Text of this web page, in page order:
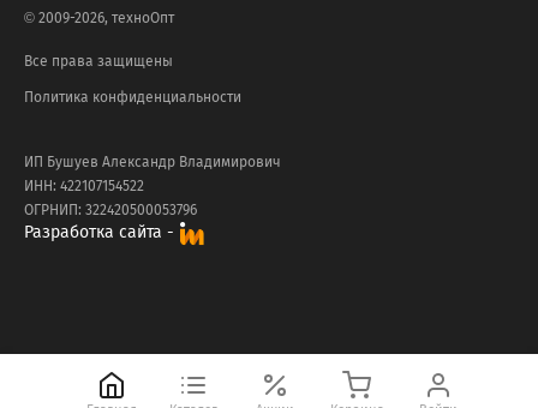
© 2009-2026, техноОпт
Все права защищены
Политика конфиденциальности
ИП Бушуев Александр Владимирович
ИНН: 422107154522
ОГРНИП: 322420500053796
Разработка сайта -